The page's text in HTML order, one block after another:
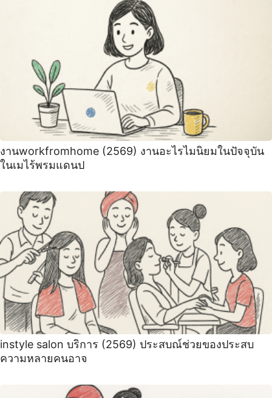
งานworkfromhome (2569) งานอะไรไมนิยมในปัจจุบัน
ในเมไร้พรมแดนป
instyle salon บริการ (2569) ประสบณ์ช่วยของประสบ
ความหลายคนอาจ